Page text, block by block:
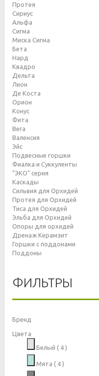
Протея
Сириус
Альфа
Сигма
Миска Сигма
Бета
Нард
Квадро
Дельта
Лион
Де Коста
Орион
Конус
Фита
Вега
Валенсия
Эйс
Подвесные горшки
Фиалка и Суккуленты
"ЭКО" серия
Каскады
Сильвия для Орхидей
Протея для Орхидей
Тиса для Орхидей
Эльба для Орхидей
Опоры для орхидей
Дренаж Керамзит
Горшки с поддонами
Поддоны
ФИЛЬТРЫ
Бренд
Цвета
Белый ( 4 )
Мята ( 4 )